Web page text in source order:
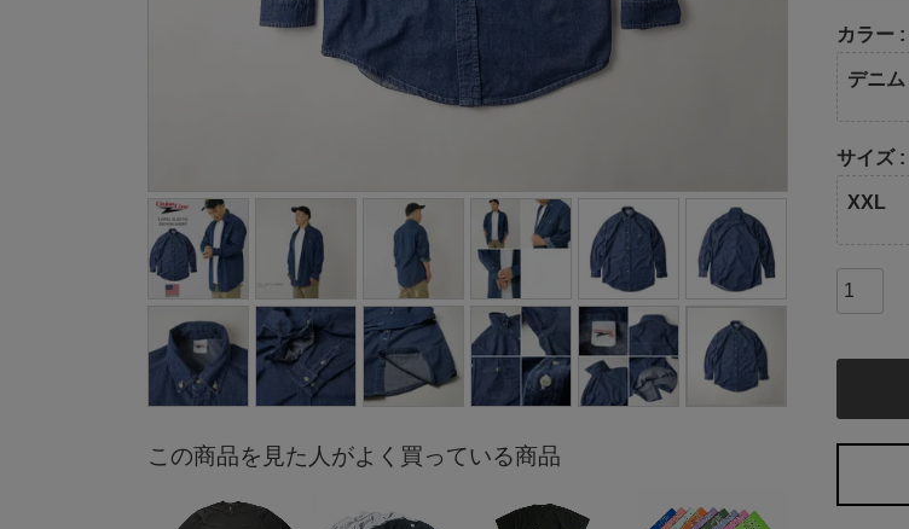
カラー
デニム
サイズ
XXL
この商品を見た人がよく買っている商品